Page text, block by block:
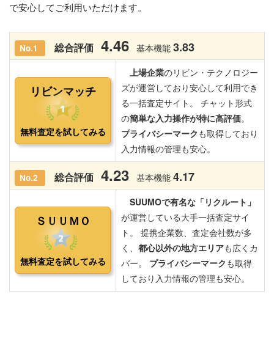
で安心してご利用いただけます。